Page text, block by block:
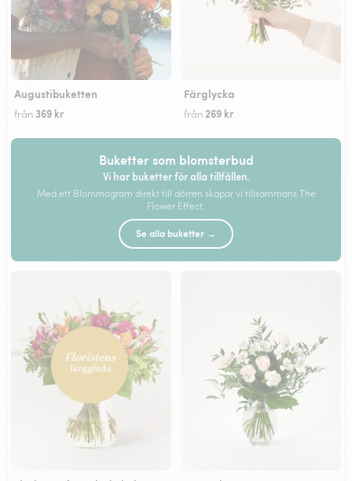
Augustibuketten
från 369 kr
Färglycka
från 269 kr
Buketter som blomsterbud
Vi har buketter för alla tillfällen.
Med ett Blommogram direkt till dörren skapar vi tillsammans The
Flower Effect.
Se alla buketter →